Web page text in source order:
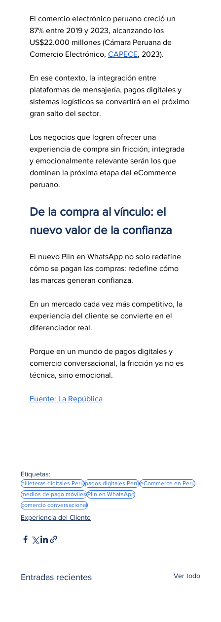
El comercio electrónico peruano creció un
87% entre 2019 y 2023, alcanzando los
US$22.000 millones (Cámara Peruana de
Comercio Electrónico, CAPECE, 2023).
En ese contexto, la integración entre
plataformas de mensajería, pagos digitales y
sistemas logísticos se convertirá en el próximo
gran salto del sector.
Los negocios que logren ofrecer una
experiencia de compra sin fricción, integrada
y emocionalmente relevante serán los que
dominen la próxima etapa del eCommerce
peruano.
De la compra al vínculo: el
nuevo valor de la confianza
El nuevo Plin en WhatsApp no solo redefine
cómo se pagan las compras: redefine cómo
las marcas generan confianza.
En un mercado cada vez más competitivo, la
experiencia del cliente se convierte en el
diferenciador real.
Porque en un mundo de pagos digitales y
comercio conversacional, la fricción ya no es
técnica, sino emocional.
Fuente: La República
Etiquetas:
billeteras digitales Perúpagos digitales PerúeCommerce en Perú
medios de pago móvilesPlin en WhatsApp
comercio conversacional
Experiencia del Cliente
Entradas recientes Ver todo